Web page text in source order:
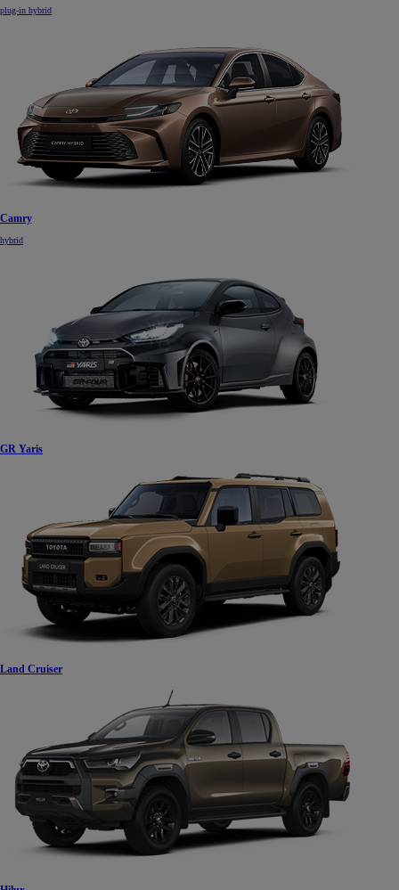
plug-in hybrid
Camry
hybrid
GR Yaris
Land Cruiser